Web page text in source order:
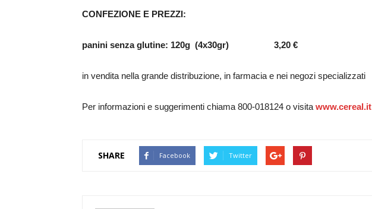
CONFEZIONE E PREZZI:
panini senza glutine: 120g (4x30gr) 3,20 €
in vendita nella grande distribuzione, in farmacia e nei negozi specializzati
Per informazioni e suggerimenti chiama 800-018124 o visita www.cereal.it
SHARE Facebook Twitter